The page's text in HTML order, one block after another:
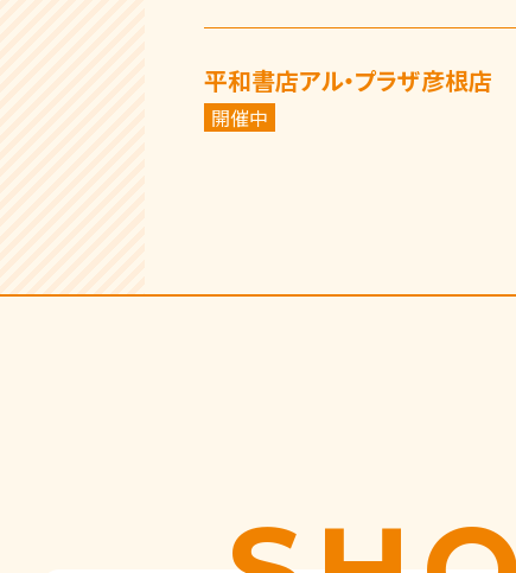
平和書店アル・プラザ彦根店
開催中